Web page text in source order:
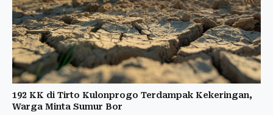
192 KK di Tirto Kulonprogo Terdampak Kekeringan,
Warga Minta Sumur Bor